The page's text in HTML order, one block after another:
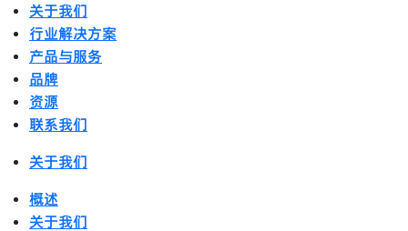
关于我们
行业解决方案
产品与服务
品牌
资源
联系我们
关于我们
概述
关于我们